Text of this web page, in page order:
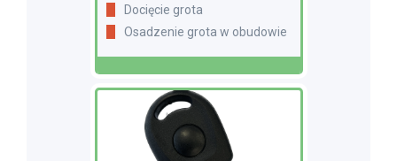
Docięcie grota
Osadzenie grota w obudowie